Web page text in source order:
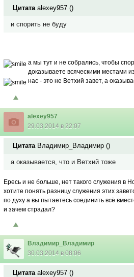
Цитата alexey957 ()
и спорить не буду
а мы тут и не собрались, чтобы
доказываете всяческими местами
нас - это не Ветхий завет, а
alexey957
29.03.2014 в 22:07
Цитата Владимир_Владимир ()
а оказывается, что и Ветхий тоже
Ересь и не больше, нет такого служения в
хотите понять разницу служения этих
по духу а вы пытаетесь соединить всё
и зачем страдал?
Владимир_Владимир
30.03.2014 в 08:06
Цитата alexey957 ()